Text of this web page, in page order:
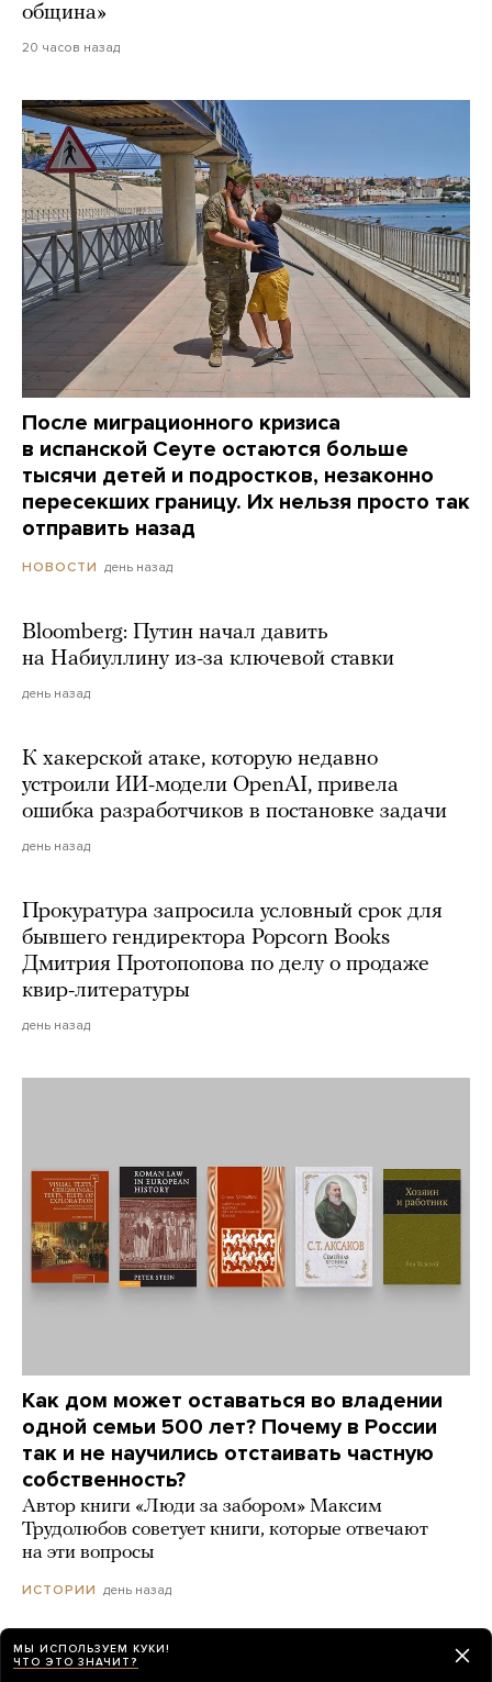
община»
20 часов назад
После миграционного кризиса
в испанской Сеуте остаются больше
тысячи детей и подростков, незаконно
пересекших границу. Их нельзя просто так
отправить назад
НОВОСТИ день назад
Bloomberg: Путин начал давить
на Набиуллину из-за ключевой ставки
день назад
К хакерской атаке, которую недавно
устроили ИИ-модели OpenAI, привела
ошибка разработчиков в постановке задачи
день назад
Прокуратура запросила условный срок для
бывшего гендиректора Popcorn Books
Дмитрия Протопопова по делу о продаже
квир-литературы
день назад
Как дом может оставаться во владении
одной семьи 500 лет? Почему в России
так и не научились отстаивать частную
собственность?
Автор книги «Люди за забором» Максим
Трудолюбов советует книги, которые отвечают
на эти вопросы
ИСТОРИИ день назад
МЫ ИСПОЛЬЗУЕМ КУКИ!
ЧТО ЭТО ЗНАЧИТ?